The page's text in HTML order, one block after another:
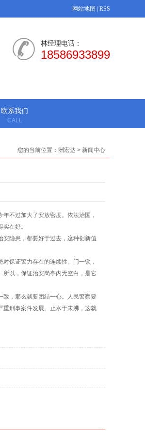
网站地图 RSS
林经理电话：
18586933899
联系我们
CALL
您的当前位置： 洲宏达 > 新闻中心
不过加大了安放密度。依法治国，
在好。
隐患，都要好于过去，这种创新值
保证警力存在的连续性。门一锁，
以，保证治安岗亭内无空白，是它
，那么就要团结一心。人民警察要
重刑事案件发展。止水于未沸，这就